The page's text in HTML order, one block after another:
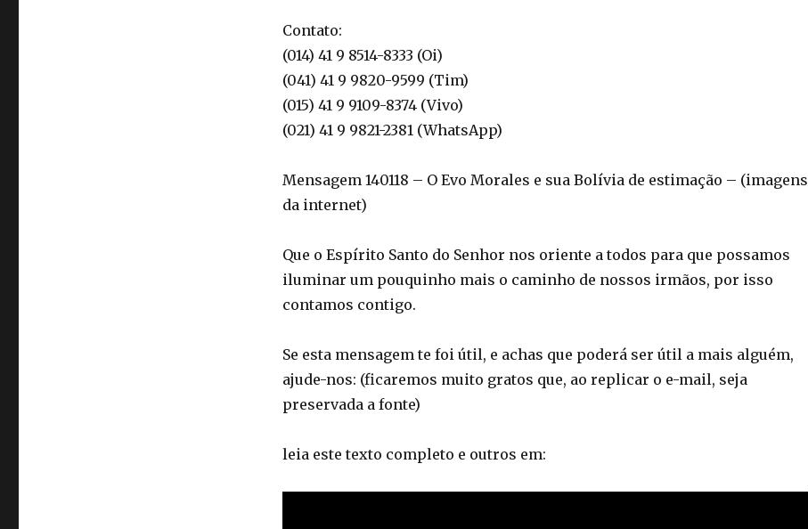
Contato:
(014) 41 9 8514-8333 (Oi)
(041) 41 9 9820-9599 (Tim)
(015) 41 9 9109-8374 (Vivo)
(021) 41 9 9821-2381 (WhatsApp)
Mensagem 140118 – O Evo Morales e sua Bolívia de estimação – (imagens
da internet)
Que o Espírito Santo do Senhor nos oriente a todos para que possamos
iluminar um pouquinho mais o caminho de nossos irmãos, por isso
contamos contigo.
Se esta mensagem te foi útil, e achas que poderá ser útil a mais alguém,
ajude-nos: (ficaremos muito gratos que, ao replicar o e-mail, seja
preservada a fonte)
leia este texto completo e outros em: